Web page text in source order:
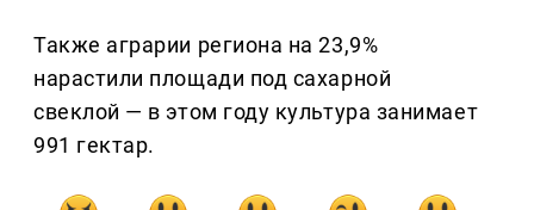
Также аграрии региона на 23,9%
нарастили площади под сахарной
свеклой — в этом году культура занимает
991 гектар.